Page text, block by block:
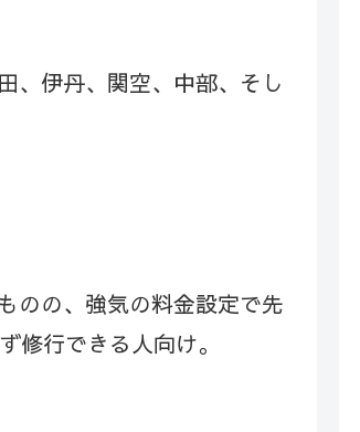
、伊丹、関空、中部、そし
のの、強気の料金設定で先
修行できる人向け。